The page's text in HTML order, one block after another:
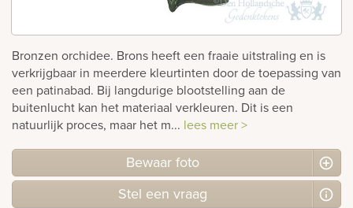
Bronzen orchidee. Brons heeft een fraaie uitstraling en is
verkrijgbaar in meerdere kleurtinten door de toepassing van
een patinabad. Bij langdurige blootstelling aan de
buitenlucht kan het materiaal verkleuren. Dit is een
natuurlijk proces, maar het m... lees meer >
Bewaar foto
Stel een vraag